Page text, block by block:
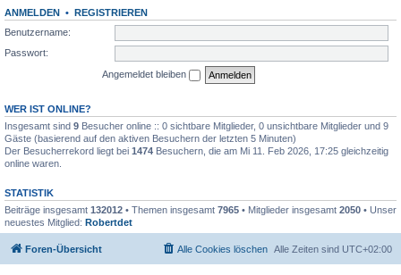
ANMELDEN • REGISTRIEREN
Benutzername:
Passwort:
Angemeldet bleiben
WER IST ONLINE?
Insgesamt sind 9 Besucher online :: 0 sichtbare Mitglieder, 0 unsichtbare Mitglieder und 9
Gäste (basierend auf den aktiven Besuchern der letzten 5 Minuten)
Der Besucherrekord liegt bei 1474 Besuchern, die am Mi 11. Feb 2026, 17:25 gleichzeitig
online waren.
STATISTIK
Beiträge insgesamt 132012 • Themen insgesamt 7965 • Mitglieder insgesamt 2050 • Unser
neuestes Mitglied: Robertdet
Foren-Übersicht Alle Zeiten sind UTC+02:00
Alle Cookies löschen